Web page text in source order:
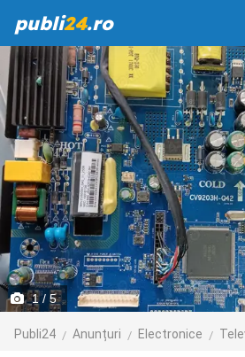
publi24.ro
1/ 5
Publi24 Anunțuri Electronice